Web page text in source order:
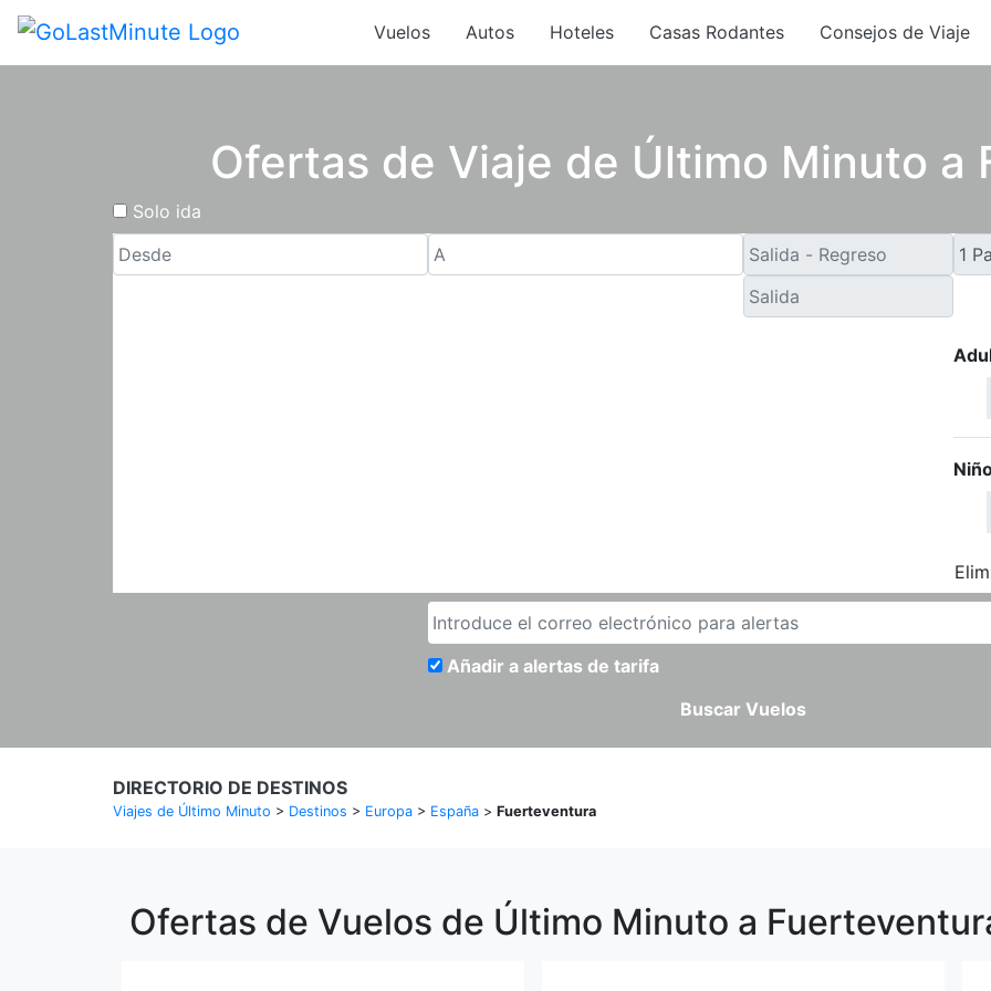
Vuelos Autos Hoteles Casas Rodantes Consejos de Viaje
Ofertas de Viaje de Último Minuto a
Solo ida
Añadir a alertas de tarifa
Buscar Vuelos
DIRECTORIO DE DESTINOS
Viajes de Último Minuto > Destinos > Europa > España > Fuerteventura
Ofertas de Vuelos de Último Minuto a